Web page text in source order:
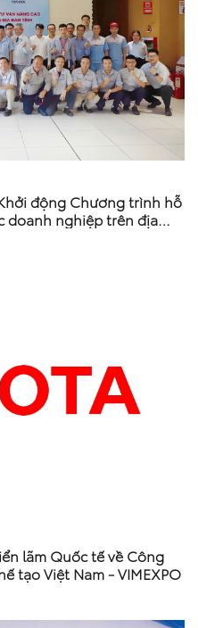
động Chương trình hỗ
doanh nghiệp trên địa
lãm Quốc tế về Công
biến chế tạo Việt Nam - VIMEXPO